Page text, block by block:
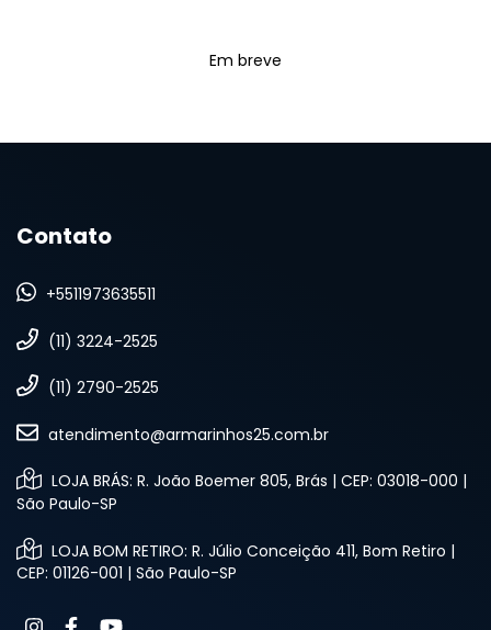
Em breve
Contato
+5511973635511
(11) 3224-2525
(11) 2790-2525
atendimento@armarinhos25.com.br
LOJA BRÁS: R. João Boemer 805, Brás | CEP: 03018-000 |
São Paulo-SP
LOJA BOM RETIRO: R. Júlio Conceição 411, Bom Retiro |
CEP: 01126-001 | São Paulo-SP